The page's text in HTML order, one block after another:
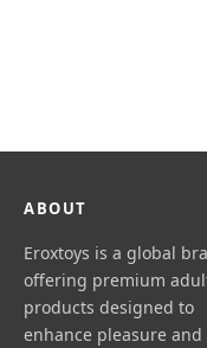
ABOUT
Eroxtoys is a global
offering premium
products designed to
enhance pleasure and